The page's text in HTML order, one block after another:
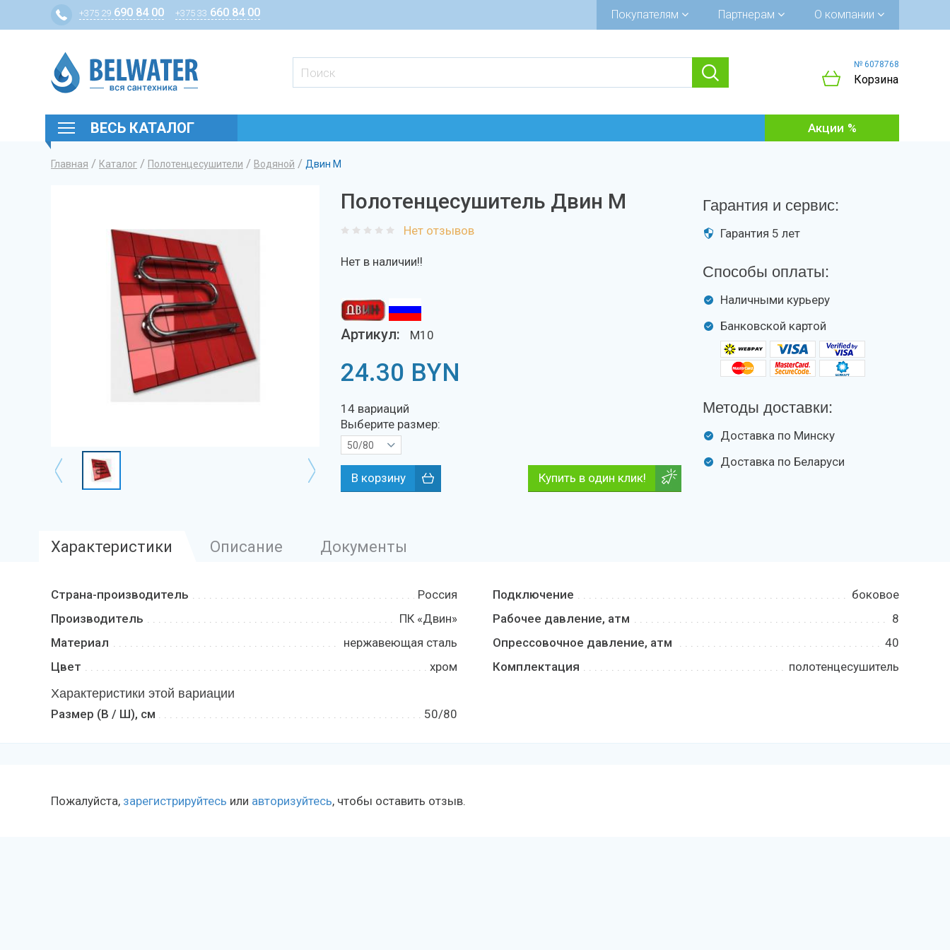
+375 29 690 84 00 +375 33 660 84 00 Покупателям Партнерам О компании
№ 6078768
Корзина
ВЕСЬ КАТАЛОГ Акции
Вы здесь
Главная / Каталог / Полотенцесушители / Водяной / Двин M
Полотенцесушитель Двин M
Нет отзывов
Нет в наличии!!
Артикул: M10
24.30 BYN
14 вариаций
Выберите размер:
50/80
Купить в один клик!
Гарантия и сервис:
Гарантия 5 лет
Способы оплаты:
Наличными курьеру
Банковской картой
Методы доставки:
Доставка по Минску
Доставка по Беларуси
Характеристики Описание Документы
Страна-производитель
Россия
Производитель
ПК «Двин»
Материал
нержавеющая сталь
Цвет
хром
Подключение
боковое
Рабочее давление, атм
8
Опрессовочное давление, атм
40
Комплектация
полотенцесушитель
Характеристики этой вариации
Размер (В / Ш), см 50/80
Пожалуйста, зарегистрируйтесь или авторизуйтесь, чтобы оставить отзыв.